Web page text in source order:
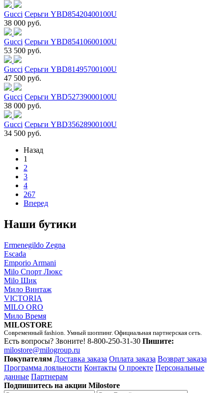
Gucci Серьги YBD85420400100U
38 000 руб.
Gucci Серьги YBD85410600100U
53 500 руб.
Gucci Серьги YBD81495700100U
47 500 руб.
Gucci Серьги YBD52739000100U
38 000 руб.
Gucci Серьги YBD35628900100U
34 500 руб.
Назад
1
2
3
4
267
Вперед
Наши бутики
Ermenegildo Zegna
Escada
Emporio Armani
Milo Спорт Люкс
Milo Шик
Мило Винтаж
VICTORIA
MILO ORO
Мило Время
MILOSTORE
Современный fashion. Умный шоппинг. Официальная партнерская сеть.
Есть вопросы? Звоните! 8-800-250-31-30 Пишите:
milostore@milogroup.ru
Покупателям Доставка заказа Оплата заказа Возврат заказа
Программа лояльности Контакты О проекте Персональные
данные Партнерам
Подпишитесь на акции Milostore